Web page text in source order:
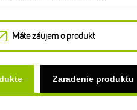
Máte záujem o produkt
Zaradenie produktu